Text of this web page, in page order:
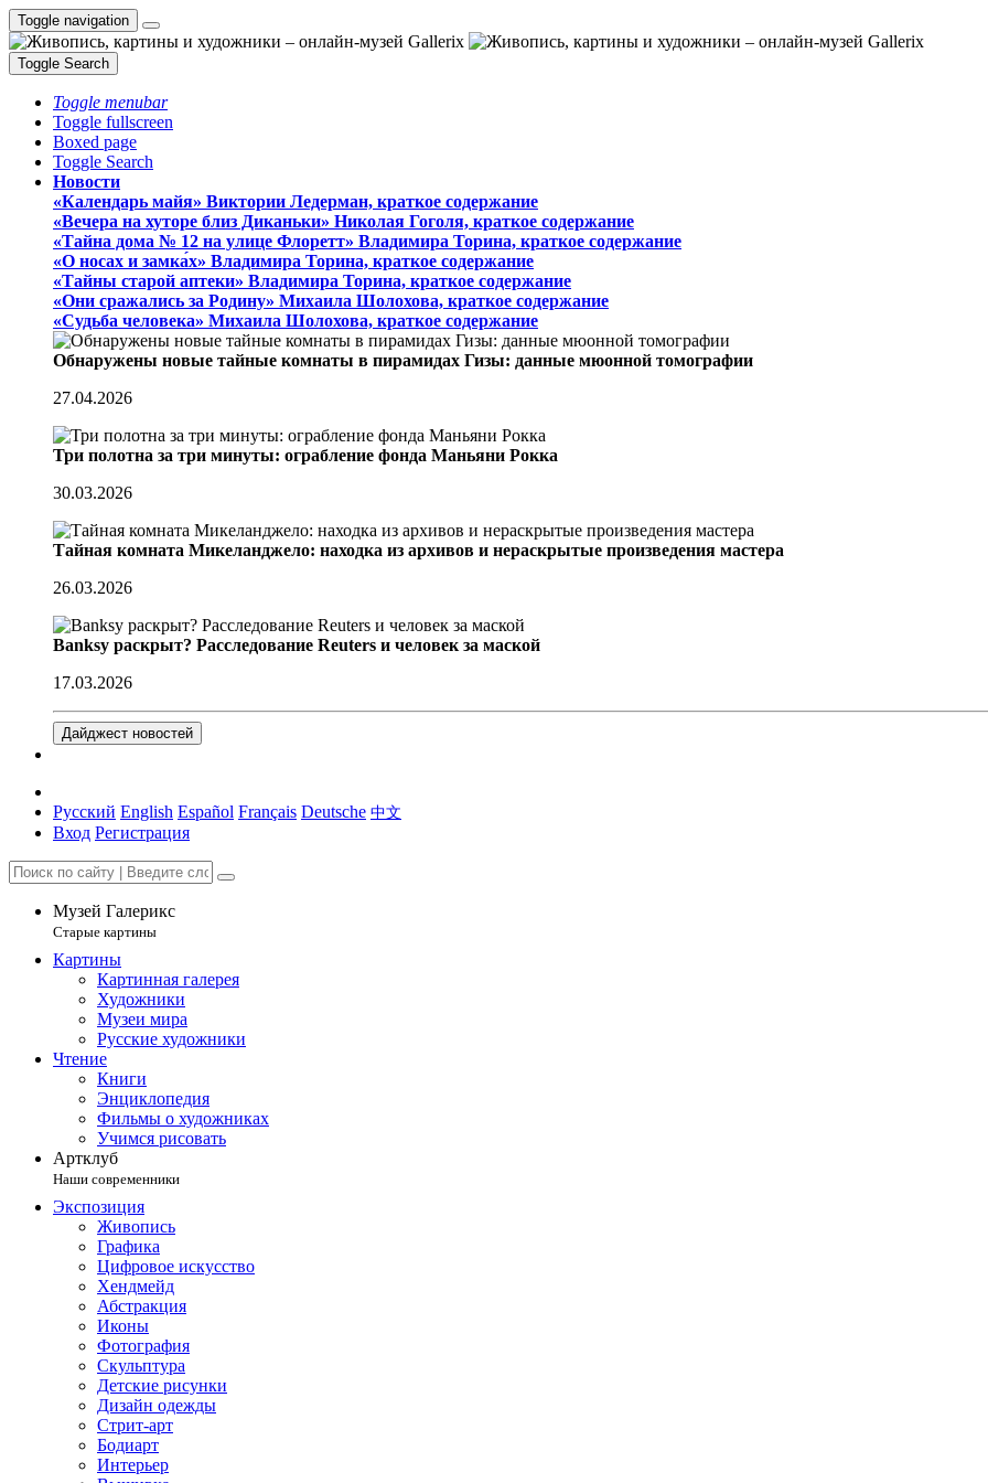
Toggle navigation
Toggle Search
Toggle menubar
Toggle fullscreen
Boxed page
Toggle Search
Новости
«Календарь майя» Виктории Ледерман, краткое содержание
«Вечера на хуторе близ Диканьки» Николая Гоголя, краткое содержание
«Тайна дома № 12 на улице Флоретт» Владимира Торина, краткое содержание
«О носах и замка́х» Владимира Торина, краткое содержание
«Тайны старой аптеки» Владимира Торина, краткое содержание
«Они сражались за Родину» Михаила Шолохова, краткое содержание
«Судьба человека» Михаила Шолохова, краткое содержание
Обнаружены новые тайные комнаты в пирамидах Гизы: данные мюонной томографии
27.04.2026
Три полотна за три минуты: ограбление фонда Маньяни Рокка
30.03.2026
Тайная комната Микеланджело: находка из архивов и нераскрытые произведения мастера
26.03.2026
Banksy раскрыт? Расследование Reuters и человек за маской
17.03.2026
Дайджест новостей
Русский English Español Français Deutsche 中文
Вход Регистрация
Музей Галерикс
Старые картины
Картины
Картинная галерея
Художники
Музеи мира
Русские художники
Чтение
Книги
Энциклопедия
Фильмы о художниках
Учимся рисовать
Артклуб
Наши современники
Экспозиция
Живопись
Графика
Цифровое искусство
Хендмейд
Абстракция
Иконы
Фотография
Скульптура
Детские рисунки
Дизайн одежды
Стрит-арт
Бодиарт
Интерьер